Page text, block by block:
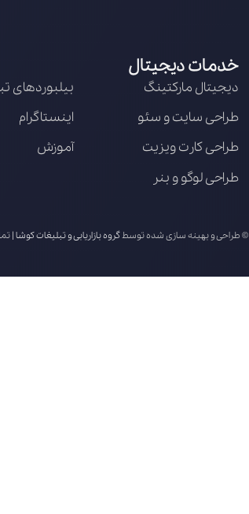
خدمات دیجیتال
دیجیتال مارکتینگ
طراحی سایت و سئو
طراحی کارت ویزیت
طراحی لوگو و بنر
بیلبوردهای
اینستاگرام
آموزش
© طراحی و بهینه سازی شده توسطگروه بازاریابی و تبلیغات کوشا|